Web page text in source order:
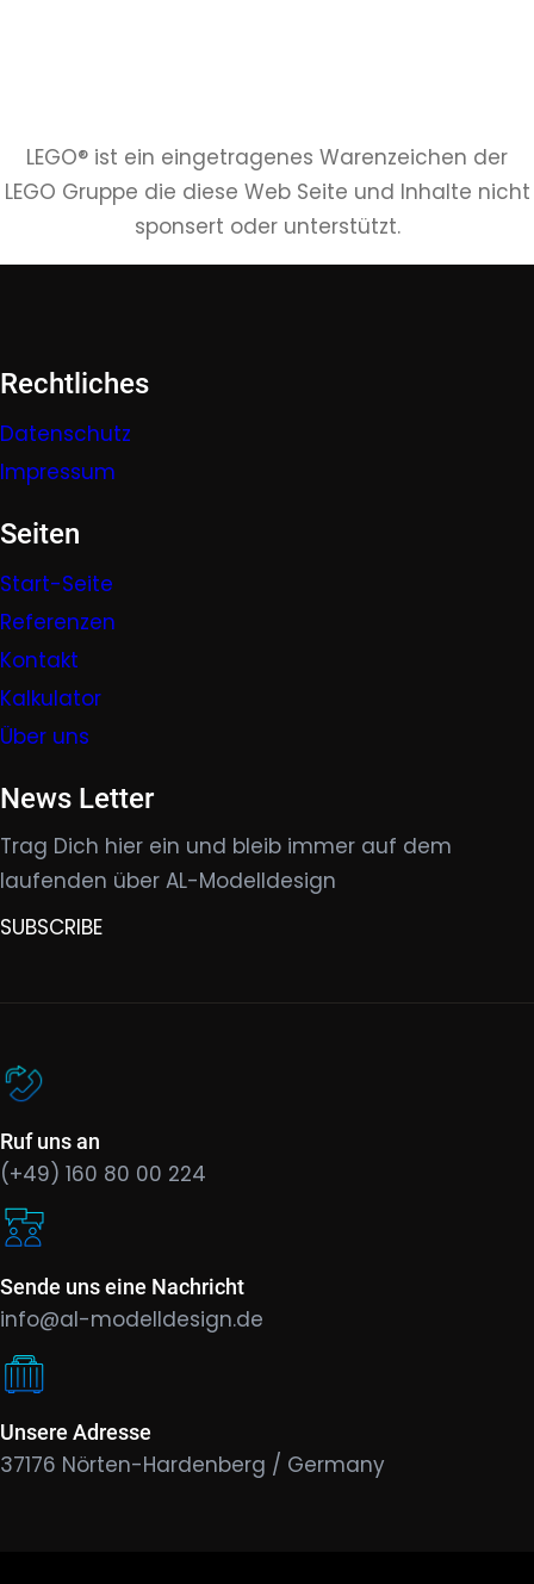
LEGO® ist ein eingetragenes Warenzeichen der
LEGO Gruppe die diese Web Seite und Inhalte nicht
sponsert oder unterstützt.
Rechtliches
Datenschutz
Impressum
Seiten
Start-Seite
Referenzen
Kontakt
Kalkulator
Über uns
News Letter
Trag Dich hier ein und bleib immer auf dem
laufenden über AL-Modelldesign
SUBSCRIBE
Ruf uns an
(+49) 160 80 00 224
Sende uns eine Nachricht
info@al-modelldesign.de
Unsere Adresse
37176 Nörten-Hardenberg / Germany